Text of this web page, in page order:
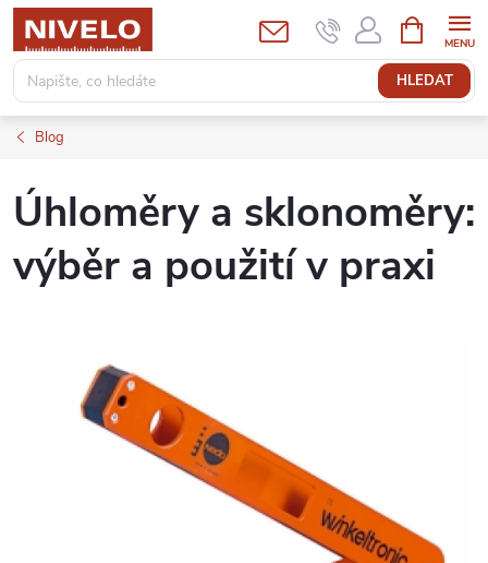
Přejít
obsah
HLEDAT
NÁKUPNÍ
KOŠÍK
Blog
Úhloměry a sklonoměry:
výběr a použití v praxi